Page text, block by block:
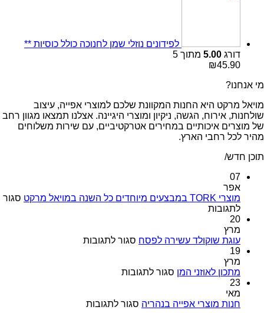
לפידונים נוזלי שמן לחנוכה כולל כוסיות **
דורג 5.00 מתוך 5
₪45.90
מי אנחנו?
מויאל מרקט היא החנות המקוונת שלכם למוצרי אפייה, עיצוב
שולחנות, אירוח, הגשה, ניקיון ומוצרי היגיינה. אצלנו תמצאו מגוון רחב
של מוצרים איכותיים במחירים אטרקטיביים, עם שירות משלוחים
מהיר לכל רחבי הארץ.
תוכן חדש/
07
אפר
מוצרי TORK במבצעים מיוחדים כל השנה במויאל מרקט
סגור
לתגובותעל
במבצעים
השנה
20
מרץ
עוגת שוקולד עשירה לפסח סגור לתגובותעל
19
מרץ
מתכון לאוזני המן סגור לתגובותעל
המן
23
מאי
חנות מוצרי אפייה בנהריה סגור לתגובותעל